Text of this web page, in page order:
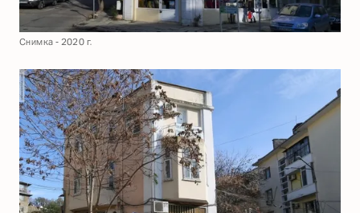
Снимка - 2020 г.